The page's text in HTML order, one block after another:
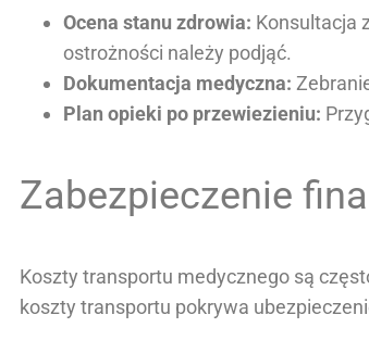
Ocena stanu zdrowia: Konsultacja
ostrożności należy podjąć.
Dokumentacja medyczna:
Plan opieki po przewiezieniu:
Zabezpieczenie
Koszty transportu medycznego są
koszty transportu pokrywa